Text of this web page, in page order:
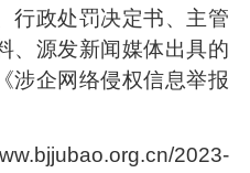
行政处罚决定书、主管
、源发新闻媒体出具的
涉企网络侵权信息举报
2023-